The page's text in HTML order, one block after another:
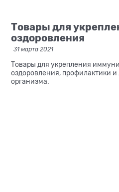
Товары для
оздоровления
31 марта 2021
Товары для укрепления
оздоровления, профилактики и
организма.